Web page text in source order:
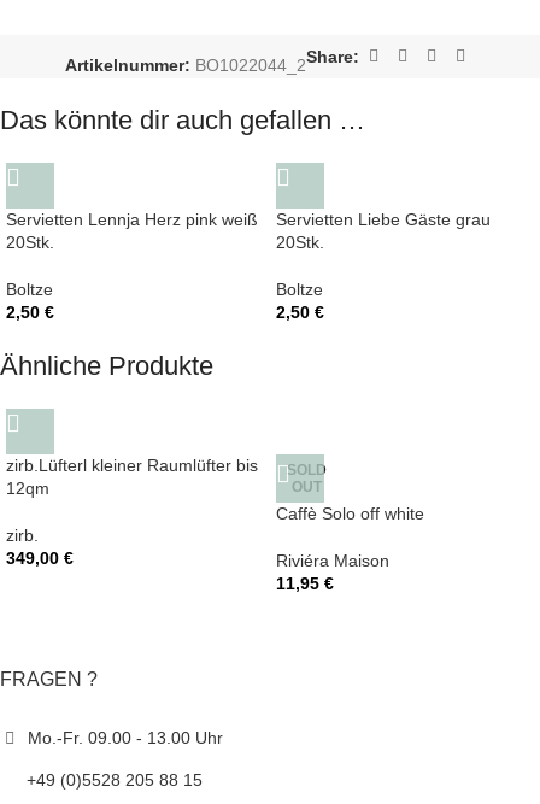
Artikelnummer: BO1022044_2Share:
Das könnte dir auch gefallen …
Servietten Lennja Herz pink weiß
20Stk.
Boltze
2,50 €
Servietten Liebe Gäste grau
20Stk.
Boltze
2,50 €
Ähnliche Produkte
zirb.Lüfterl kleiner Raumlüfter bis
12qm
zirb.
349,00 €
SOLD
OUT
Caffè Solo off white
Riviéra Maison
11,95 €
FRAGEN ?
Mo.-Fr. 09.00 - 13.00 Uhr
+49 (0)5528 205 88 15